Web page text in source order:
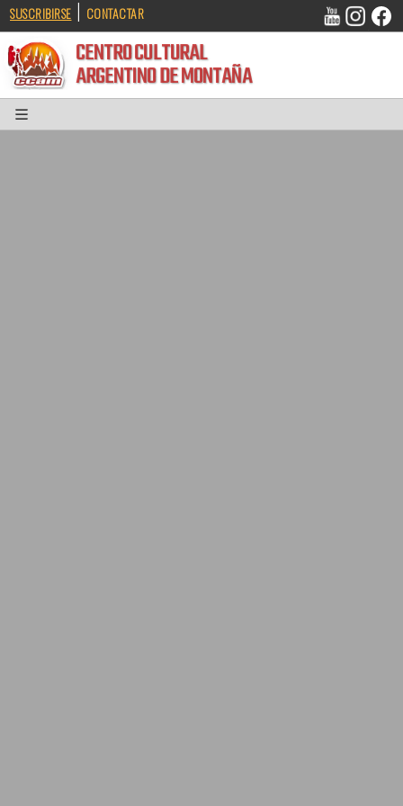
SUSCRIBIRSE | CONTACTAR
CENTRO CULTURAL
ARGENTINO DE MONTAÑA